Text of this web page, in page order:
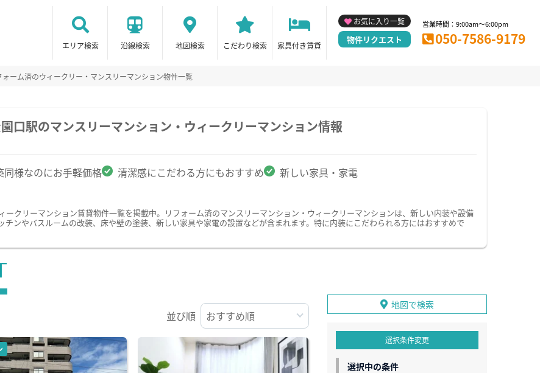
エリア検索 沿線検索 地図検索 こだわり検索 家具付き賃貸
お気に入り一覧
物件リクエスト
営業時間：9:00am～6:00pm
050-7586-9179
ォーム済のウィークリー・マンスリーマンション物件一覧
口駅のマンスリーマンション・ウィークリーマンション情報
同様なのにお手軽価格 清潔感にこだわる方にもおすすめ 新しい家具・家電
クリーマンション賃貸物件一覧を掲載中。リフォーム済のマンスリーマンション・ウィークリーマンションは、新しい内装や設備
ンやバスルームの改装、床や壁の塗装、新しい家具や家電の設置などが含まれます。特に内装にこだわられる方にはおすすめで
並び順
地図で検索
選択条件変更
選択中の条件